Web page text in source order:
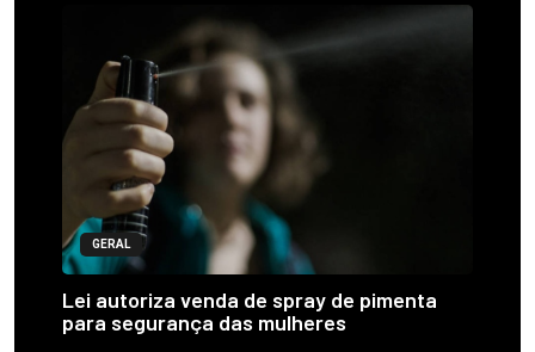
GERAL
Lei autoriza venda de spray de pimenta
para segurança das mulheres